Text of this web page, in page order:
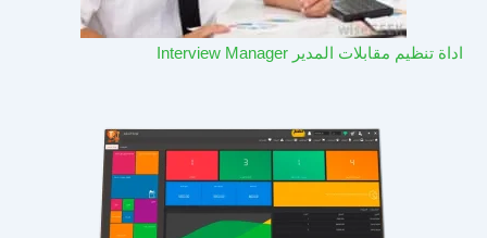
اداة تنظيم مقابلات المدير Interview Manager